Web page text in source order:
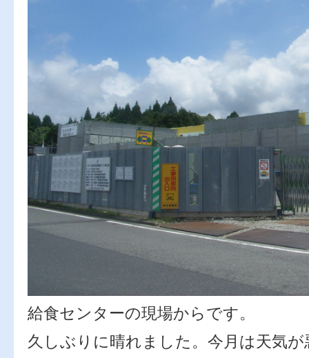
給食センターの現場からです。
久しぶりに晴れました。今月は天気